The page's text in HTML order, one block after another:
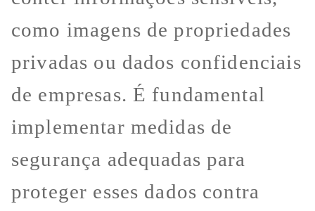
como imagens de propriedades
privadas ou dados confidenciais
de empresas. É fundamental
implementar medidas de
segurança adequadas para
proteger esses dados contra